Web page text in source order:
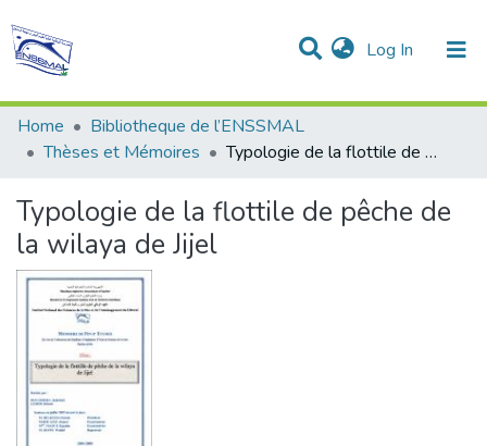
Log In (current)
Communities & Collections
Statistics
All of DSpace
Home
Bibliotheque de l’ENSSMAL
Thèses et Mémoires
Typologie de la flottile de pêche de la wilaya de Jijel
Typologie de la flottile de pêche de
la wilaya de Jijel